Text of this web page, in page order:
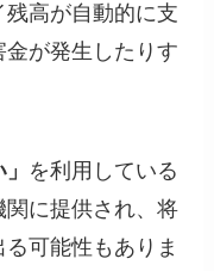
高が自動的に支
が発生したりす
を利用している
に提供され、将
可能性もありま